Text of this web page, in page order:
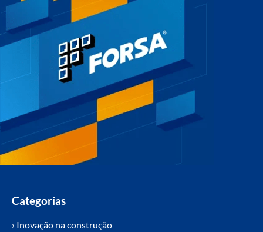
Categorias
› Inovação na construção